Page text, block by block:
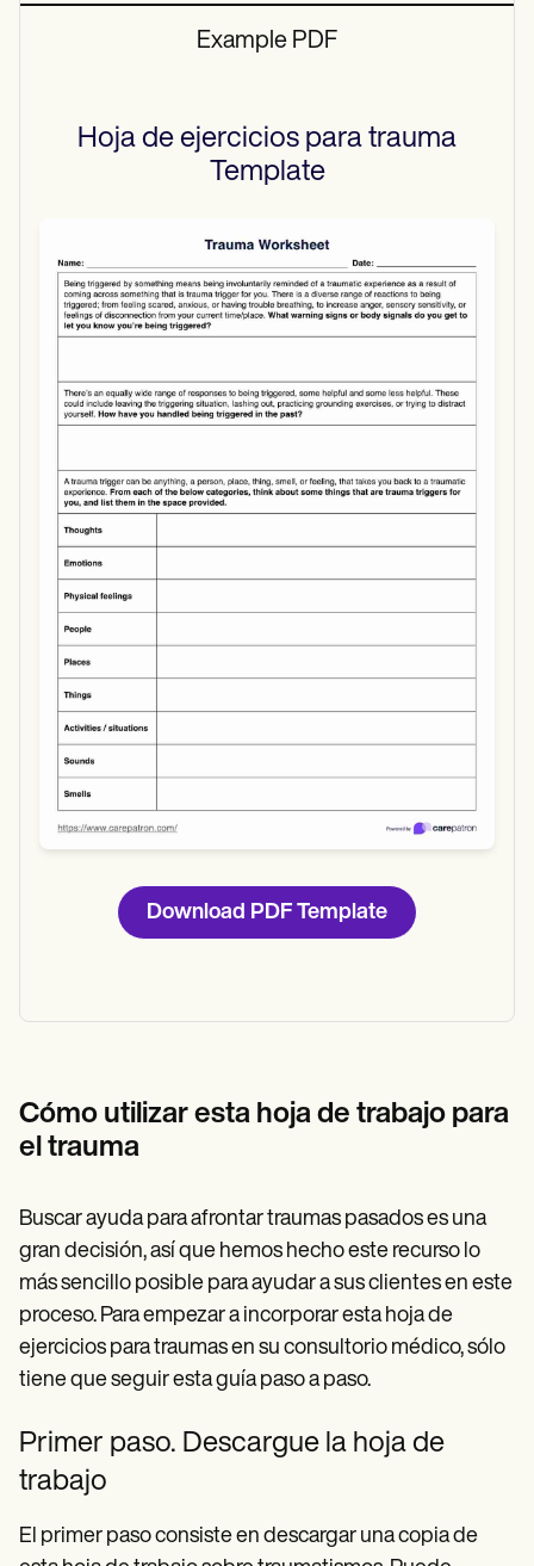
Example PDF
Hoja de ejercicios para trauma
Template
Use Template
Download PDF Template
Cómo utilizar esta hoja de trabajo para
el trauma
Buscar ayuda para afrontar traumas pasados es una
gran decisión, así que hemos hecho este recurso lo
más sencillo posible para ayudar a sus clientes en este
proceso. Para empezar a incorporar esta hoja de
ejercicios para traumas en su consultorio médico, sólo
tiene que seguir esta guía paso a paso.
Primer paso. Descargue la hoja de
trabajo
El primer paso consiste en descargar una copia de